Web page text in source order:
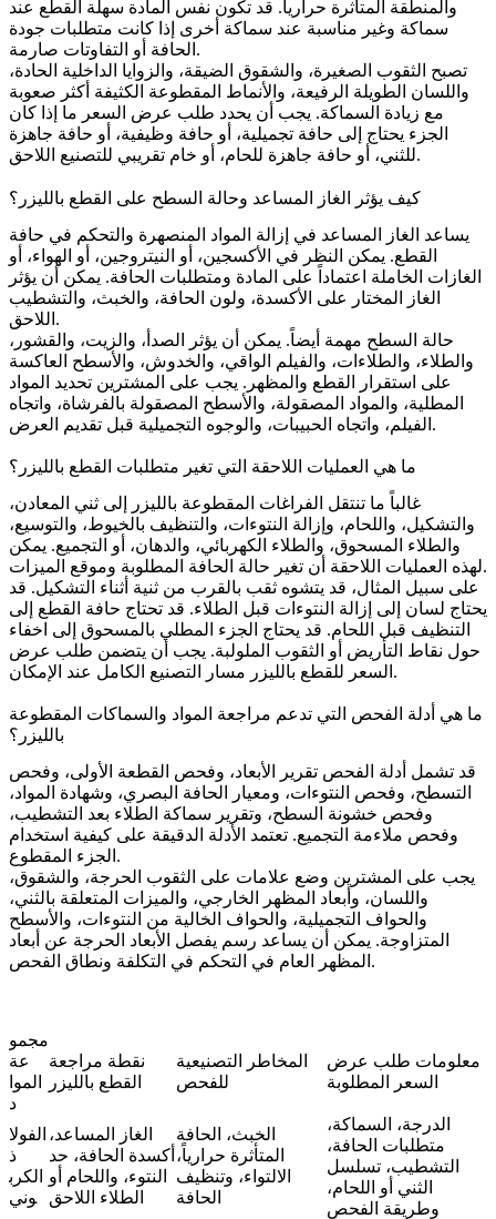
والمنطقة المتأثرة حرارياً. قد تكون نفس المادة سهلة القطع عند
سماكة وغير مناسبة عند سماكة أخرى إذا كانت متطلبات جودة
الحافة أو التفاوتات صارمة.
تصبح الثقوب الصغيرة، والشقوق الضيقة، والزوايا الداخلية الحادة،
واللسان الطويلة الرفيعة، والأنماط المقطوعة الكثيفة أكثر صعوبة
مع زيادة السماكة. يجب أن يحدد طلب عرض السعر ما إذا كان
الجزء يحتاج إلى حافة تجميلية، أو حافة وظيفية، أو حافة جاهزة
للثني، أو حافة جاهزة للحام، أو خام تقريبي للتصنيع اللاحق.
كيف يؤثر الغاز المساعد وحالة السطح على القطع بالليزر؟
يساعد الغاز المساعد في إزالة المواد المنصهرة والتحكم في حافة
القطع. يمكن النظر في الأكسجين، أو النيتروجين، أو الهواء، أو
الغازات الخاملة اعتماداً على المادة ومتطلبات الحافة. يمكن أن يؤثر
الغاز المختار على الأكسدة، ولون الحافة، والخبث، والتشطيب
اللاحق.
حالة السطح مهمة أيضاً. يمكن أن يؤثر الصدأ، والزيت، والقشور،
والطلاء، والطلاءات، والفيلم الواقي، والخدوش، والأسطح العاكسة
على استقرار القطع والمظهر. يجب على المشترين تحديد المواد
المطلية، والمواد المصقولة، والأسطح المصقولة بالفرشاة، واتجاه
الفيلم، واتجاه الحبيبات، والوجوه التجميلية قبل تقديم العرض.
ما هي العمليات اللاحقة التي تغير متطلبات القطع بالليزر؟
غالباً ما تنتقل الفراغات المقطوعة بالليزر إلى ثني المعادن،
والتشكيل، واللحام، وإزالة النتوءات، والتنظيف بالخيوط، والتوسيع،
والطلاء المسحوق، والطلاء الكهربائي، والدهان، أو التجميع. يمكن
لهذه العمليات اللاحقة أن تغير حالة الحافة المطلوبة وموقع الميزات.
على سبيل المثال، قد يتشوه ثقب بالقرب من ثنية أثناء التشكيل. قد
يحتاج لسان إلى إزالة النتوءات قبل الطلاء. قد تحتاج حافة القطع إلى
التنظيف قبل اللحام. قد يحتاج الجزء المطلي بالمسحوق إلى اخفاء
حول نقاط التأريض أو الثقوب الملولبة. يجب أن يتضمن طلب عرض
السعر للقطع بالليزر مسار التصنيع الكامل عند الإمكان.
ما هي أدلة الفحص التي تدعم مراجعة المواد والسماكات المقطوعة
بالليزر؟
قد تشمل أدلة الفحص تقرير الأبعاد، وفحص القطعة الأولى، وفحص
التسطح، وفحص النتوءات، ومعيار الحافة البصري، وشهادة المواد،
وفحص خشونة السطح، وتقرير سماكة الطلاء بعد التشطيب،
وفحص ملاءمة التجميع. تعتمد الأدلة الدقيقة على كيفية استخدام
الجزء المقطوع.
يجب على المشترين وضع علامات على الثقوب الحرجة، والشقوق،
واللسان، وأبعاد المظهر الخارجي، والميزات المتعلقة بالثني،
والحواف التجميلية، والحواف الخالية من النتوءات، والأسطح
المتزاوجة. يمكن أن يساعد رسم يفصل الأبعاد الحرجة عن أبعاد
المظهر العام في التحكم في التكلفة ونطاق الفحص.
مجمو
عة
الموا
د
نقطة مراجعة
القطع بالليزر
المخاطر التصنيعية
للفحص
معلومات طلب عرض
السعر المطلوبة
الفولا
ذ
الكرب
وني
الغاز المساعد،
أكسدة الحافة، حد
النتوء، واللحام أو
الطلاء اللاحق
الخبث، الحافة
المتأثرة حرارياً،
الالتواء، وتنظيف
الحافة
الدرجة، السماكة،
متطلبات الحافة،
التشطيب، تسلسل
الثني أو اللحام،
وطريقة الفحص